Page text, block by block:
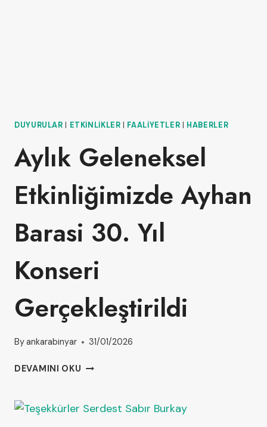
DUYURULAR ETKINLIKLER FAALIYETLER HABERLER
Aylık Geleneksel
Etkinliğimizde Ayhan
Barasi 30. Yıl
Konseri
Gerçekleştirildi
Byankarabinyar 31/01/2026
DEVAMINI OKU